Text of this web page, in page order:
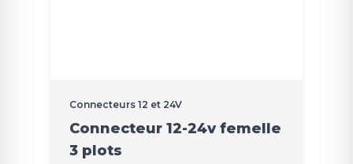
Connecteurs 12 et 24V
Connecteur 12-24v femelle
3 plots